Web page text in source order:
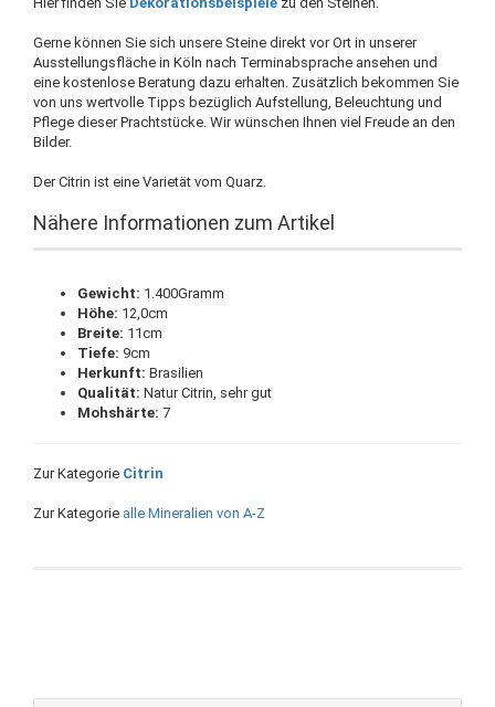
Gerne können Sie sich unsere Steine direkt vor Ort in unserer
Ausstellungsfläche in Köln nach Terminabsprache ansehen und
eine kostenlose Beratung dazu erhalten. Zusätzlich bekommen Sie
von uns wertvolle Tipps bezüglich Aufstellung, Beleuchtung und
Pflege dieser Prachtstücke. Wir wünschen Ihnen viel Freude an den
Bilder.
Der Citrin ist eine Varietät vom Quarz.
Nähere Informationen zum Artikel
Gewicht: 1.400Gramm
Höhe: 12,0cm
Breite: 11cm
Tiefe: 9cm
Herkunft: Brasilien
Qualität: Natur Citrin, sehr gut
Mohshärte: 7
Zur Kategorie Citrin
Zur Kategorie alle Mineralien von A-Z